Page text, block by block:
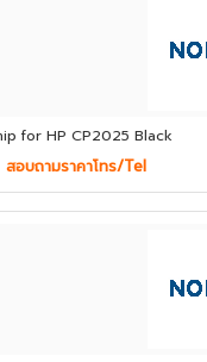
for HP CP2025 Black
สอบถามราคาโทร/Tel